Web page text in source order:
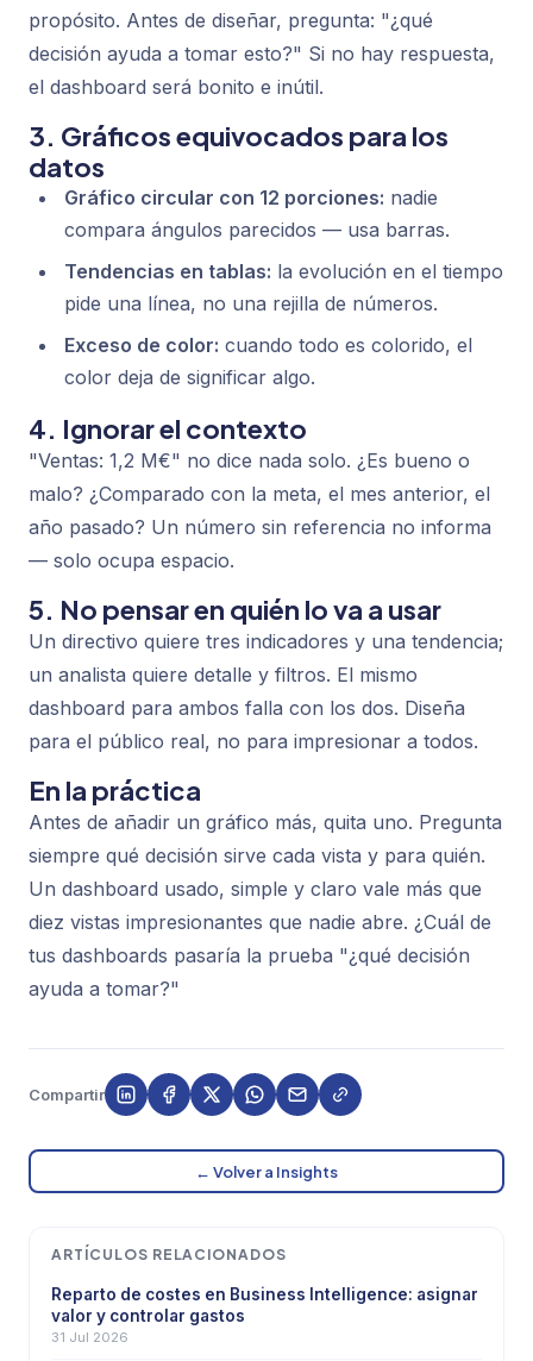
propósito. Antes de diseñar, pregunta: "¿qué
decisión ayuda a tomar esto?" Si no hay respuesta,
el dashboard será bonito e inútil.
3. Gráficos equivocados para los
datos
Gráfico circular con 12 porciones: nadie
compara ángulos parecidos — usa barras.
Tendencias en tablas: la evolución en el tiempo
pide una línea, no una rejilla de números.
Exceso de color: cuando todo es colorido, el
color deja de significar algo.
4. Ignorar el contexto
"Ventas: 1,2 M€" no dice nada solo. ¿Es bueno o
malo? ¿Comparado con la meta, el mes anterior, el
año pasado? Un número sin referencia no informa
— solo ocupa espacio.
5. No pensar en quién lo va a usar
Un directivo quiere tres indicadores y una tendencia;
un analista quiere detalle y filtros. El mismo
dashboard para ambos falla con los dos. Diseña
para el público real, no para impresionar a todos.
En la práctica
Antes de añadir un gráfico más, quita uno. Pregunta
siempre qué decisión sirve cada vista y para quién.
Un dashboard usado, simple y claro vale más que
diez vistas impresionantes que nadie abre. ¿Cuál de
tus dashboards pasaría la prueba "¿qué decisión
ayuda a tomar?"
Compartir
← Volver a Insights
ARTÍCULOS RELACIONADOS
Reparto de costes en Business Intelligence: asignar
valor y controlar gastos
31 Jul 2026